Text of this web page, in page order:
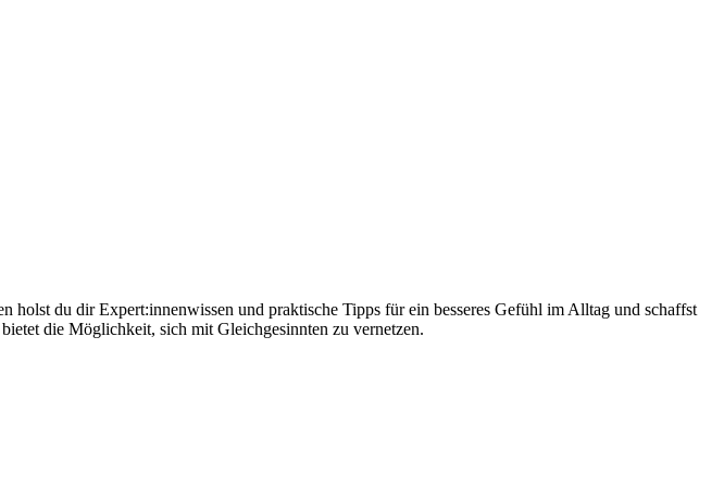
du dir Expert:innenwissen und praktische Tipps für ein besseres Gefühl im Alltag und schaffst
die Möglichkeit, sich mit Gleichgesinnten zu vernetzen.